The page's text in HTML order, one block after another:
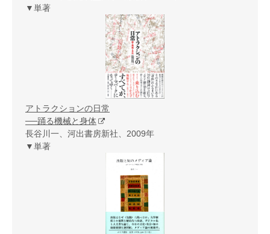
▼単著
アトラクションの日常
──踊る機械と身体
長谷川一、河出書房新社、2009年
▼単著